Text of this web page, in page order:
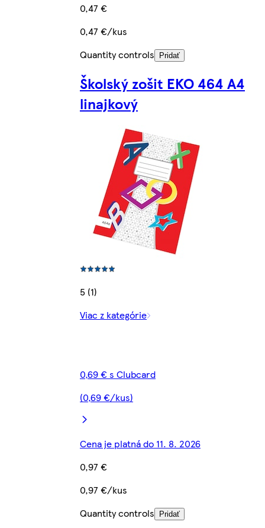
0,47 €
0,47 €/kus
Quantity controls
Pridať
Školský zošit EKO 464 A4
linajkový
5 (1)
Viac z kategórie
0,69 € s Clubcard
(0,69 €/kus)
Cena je platná do 11. 8. 2026
0,97 €
0,97 €/kus
Quantity controls
Pridať